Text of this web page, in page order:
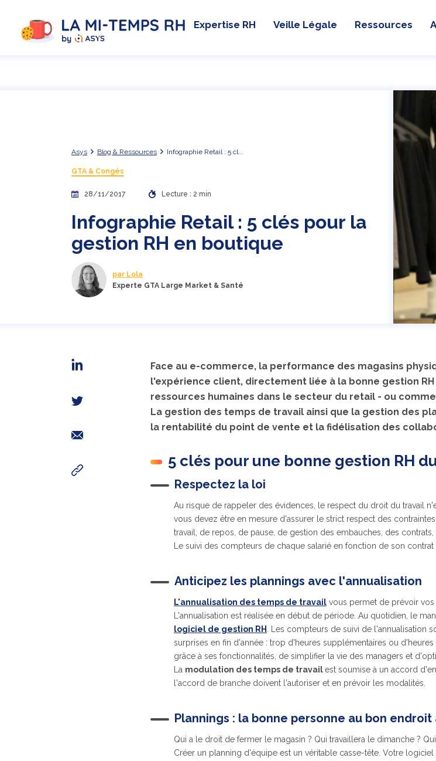
Expertise RH Veille Légale Ressources
Asys Blog & Ressources Infographie Retail : 5 cl...
GTA & Congés
28/11/2017 Lecture : 2 min
Infographie Retail : 5 clés pour la
gestion RH en boutique
par Lola
Experte GTA Large Market & Santé
Face au e-commerce, la performance des magasins
l'expérience client, directement liée à la bonne gestion
ressources humaines dans le secteur du retail - ou
La gestion des temps de travail ainsi que la gestion des
la rentabilité du point de vente et la fidélisation des
5 clés pour une bonne gestion RH
Respectez la loi
Au risque de rappeler des évidences, le respect du droit du travail
vous devez être en mesure d'assurer le strict respect des
travail, de repos, de pause, de gestion des embauches, des contrats,
Le suivi des compteurs de chaque salarié en fonction de son contrat
Anticipez les plannings avec l'annualisation
L'annualisation des temps de travail vous permet de prévoir vos
L'annualisation est réalisée en début de période. Au quotidien, le
logiciel de gestion RH
. Les compteurs de suivi de l'annualisation
surprises en fin d'année : trop d'heures supplémentaires ou
grâce à ses fonctionnalités, de simplifier la vie des managers et
La modulation des temps de travailest soumise à un accord
l'accord de branche doivent l'autoriser et en prévoir les modalités.
Plannings : la bonne personne au bon
Qui a le droit de fermer le magasin ? Qui travaillera le dimanche ?
Créer un planning d'équipe est un véritable casse-tête. Votre